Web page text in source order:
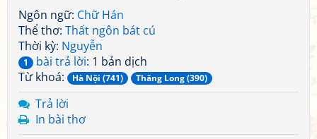
Ngôn ngữ: Chữ Hán
Thể thơ: Thất ngôn bát cú
Thời kỳ: Nguyễn
1 bài trả lời: 1 bản dịch
Từ khoá:
Hà Nội (741) Thăng Long (390)
Trả lời
In bài thơ